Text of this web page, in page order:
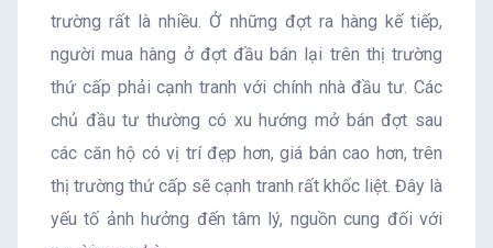
trường rất là nhiều. Ở những đợt ra hàng kế tiếp,
người mua hàng ở đợt đầu bán lại trên thị trường
thứ cấp phải cạnh tranh với chính nhà đầu tư. Các
chủ đầu tư thường có xu hướng mở bán đợt sau
các căn hộ có vị trí đẹp hơn, giá bán cao hơn, trên
thị trường thứ cấp sẽ cạnh tranh rất khốc liệt. Đây là
yếu tố ảnh hưởng đến tâm lý, nguồn cung đối với